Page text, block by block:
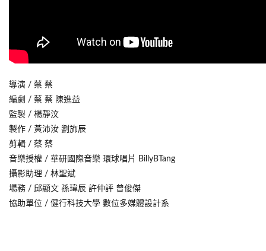
導演 / 蔡 蔡
編劇 / 蔡 蔡 陳進益
監製 / 楊靜汶
製作 / 黃沛汝 劉斾辰
剪輯 / 蔡 蔡
音樂授權 / 華研國際音樂 環球唱片 BillyBTang
攝影助理 / 林聖斌
場務 / 邱顯文 孫瑋辰 許仲評 曾俊傑
協助單位 / 健行科技大學 數位多媒體設計系